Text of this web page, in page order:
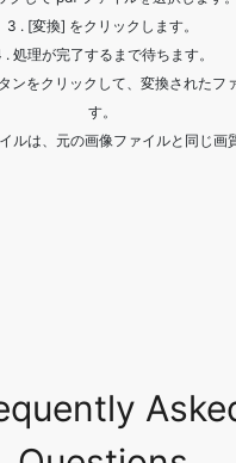
す。
ルは、元の画像ファイルと同じ画